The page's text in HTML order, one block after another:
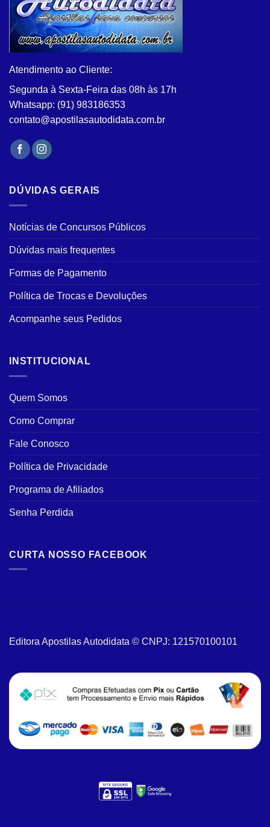
opções
podem
ser
escolhidas
página
do
produto
Atendimento ao Cliente:
Segunda à Sexta-Feira das 08h às 17h
Whatsapp: (91) 983186353
contato@apostilasautodidata.com.br
DÚVIDAS GERAIS
Notícias de Concursos Públicos
Dúvidas mais frequentes
Formas de Pagamento
Política de Trocas e Devoluções
Acompanhe seus Pedidos
INSTITUCIONAL
Quem Somos
Como Comprar
Fale Conosco
Política de Privacidade
Programa de Afiliados
Senha Perdida
CURTA NOSSO FACEBOOK
Editora Apostilas Autodidata © CNPJ: 121570100101